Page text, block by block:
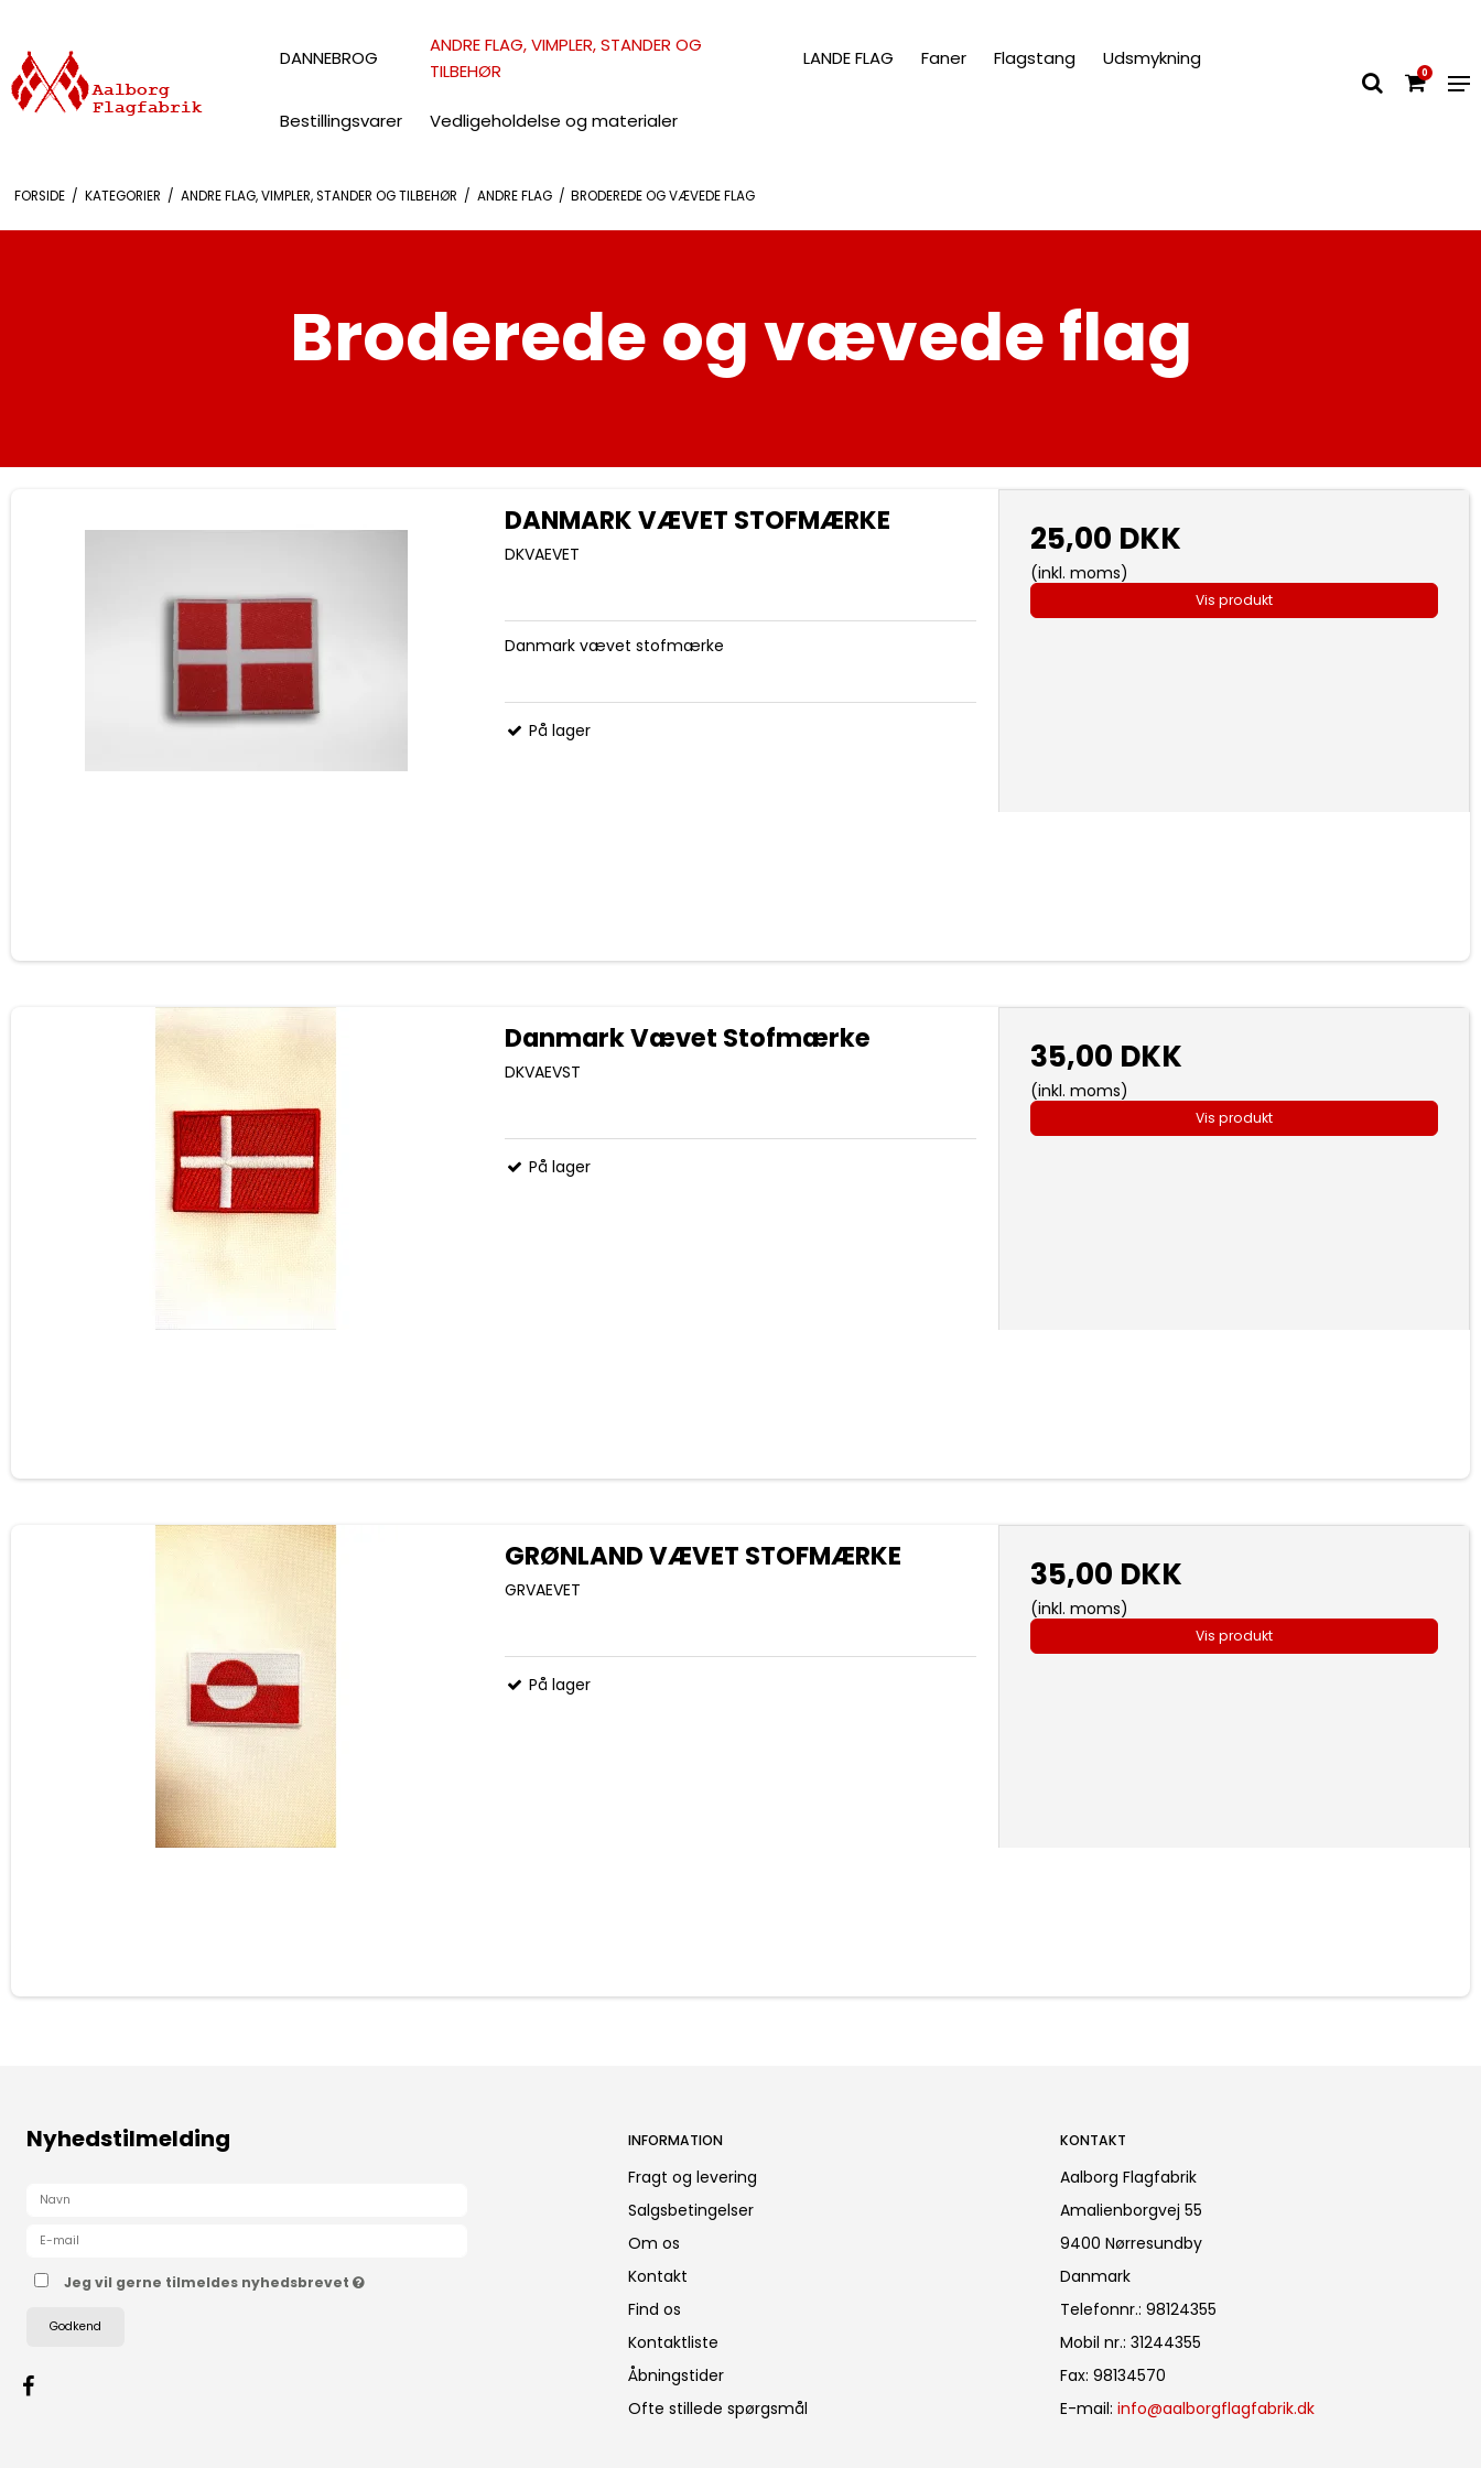
DANNEBROG
ANDRE FLAG, VIMPLER, STANDER OG
TILBEHØR
LANDE FLAG Faner Flagstang Udsmykning
Bestillingsvarer Vedligeholdelse og materialer
0
FORSIDE / KATEGORIER / ANDRE FLAG, VIMPLER, STANDER OG TILBEHØR / ANDRE FLAG / BRODEREDE OG VÆVEDE FLAG
Broderede og vævede flag
DANMARK VÆVET STOFMÆRKE
DKVAEVET
Danmark vævet stofmærke
På lager
25,00 DKK
(inkl. moms)
Vis produkt
Danmark Vævet Stofmærke
DKVAEVST
På lager
35,00 DKK
(inkl. moms)
Vis produkt
GRØNLAND VÆVET STOFMÆRKE
GRVAEVET
På lager
35,00 DKK
(inkl. moms)
Vis produkt
Nyhedstilmelding
Jeg vil gerne tilmeldes nyhedsbrevet
Godkend
INFORMATION
Fragt og levering
Salgsbetingelser
Om os
Kontakt
Find os
Kontaktliste
Åbningstider
Ofte stillede spørgsmål
KONTAKT
Aalborg Flagfabrik
Amalienborgvej 55
9400 Nørresundby
Danmark
Telefonnr.: 98124355
Mobil nr.: 31244355
Fax: 98134570
E-mail: info@aalborgflagfabrik.dk